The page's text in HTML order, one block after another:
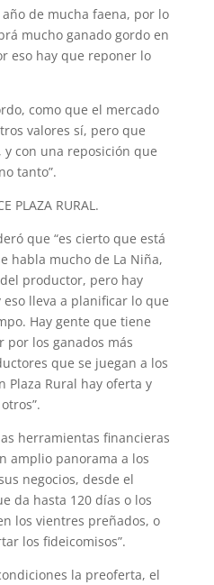
de mucha faena, por lo
mucho ganado gordo en
eso hay que reponer lo
como que el mercado
valores sí, pero que
con una reposición que
tanto”.
PLAZA RURAL.
que “es cierto que está
habla mucho de La Niña,
productor, pero hay
lleva a planificar lo que
Hay gente que tiene
por los ganados más
que se juegan a los
Plaza Rural hay oferta y
herramientas financieras
amplio panorama a los
negocios, desde el
da hasta 120 días o los
los vientres preñados, o
los fideicomisos”.
la preoferta, el